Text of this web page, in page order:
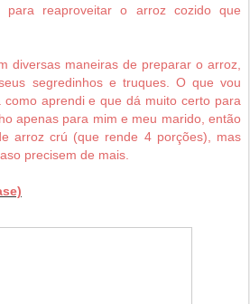
para reaproveitar o arroz cozido que
diversas maneiras de preparar o arroz,
segredinhos e truques. O que vou
aprendi e que dá muito certo para
apenas para mim e meu marido, então
arroz crú (que rende 4 porções), mas
precisem de mais.